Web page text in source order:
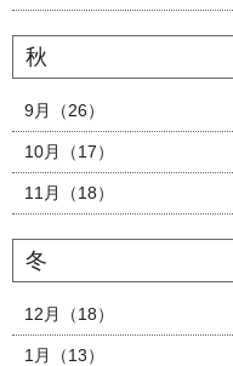
秋
9月（26）
10月（17）
11月（18）
冬
12月（18）
1月（13）